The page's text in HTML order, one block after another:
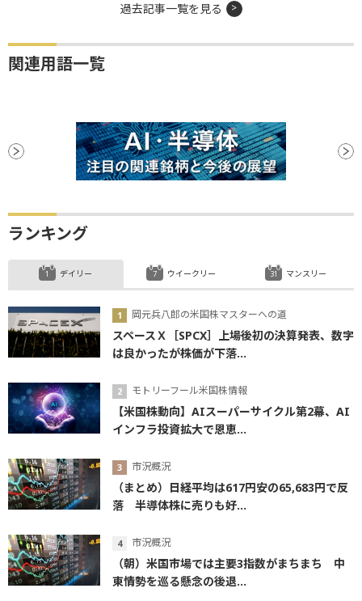
過去記事一覧を見る
関連用語一覧
ランキング
デイリー
岡元兵八郎の米国株マスターへの道
スペースＸ［SPCX］上場後初の決算発表、数字
は良かったが株価が下落...
モトリーフール米国株情報
【米国株動向】AIスーパーサイクル第2幕、AI
インフラ投資拡大で恩恵...
市況概況
（まとめ）日経平均は617円安の65,683円で反
落 半導体株に売りも好...
市況概況
（朝）米国市場では主要3指数がまちまち 中
東情勢を巡る懸念の後退...
ウイークリー マンスリー